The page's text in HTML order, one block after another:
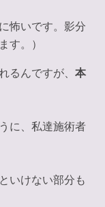
怖いです。影分
す。）
るんですが、 本
に、私達施術者
いけない部分も